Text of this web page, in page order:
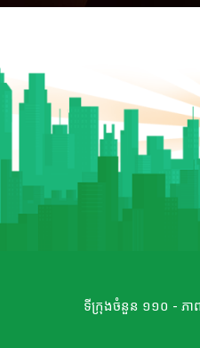
ទីក្រុងចំនួន ១១០ - ភ